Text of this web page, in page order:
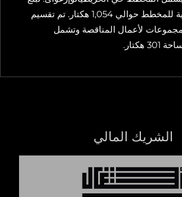
المساحة الإجمالية للمخطط حوالي 1,054 هكتار. تم تقسيم
المشروع إلى 4 مجموعات لأعمال المناقصة وتشمل
الشريك المالي